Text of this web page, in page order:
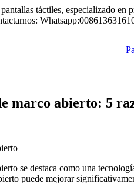
táctiles, especializado
marco abierto: 5
se destaca como una
puede mejorar